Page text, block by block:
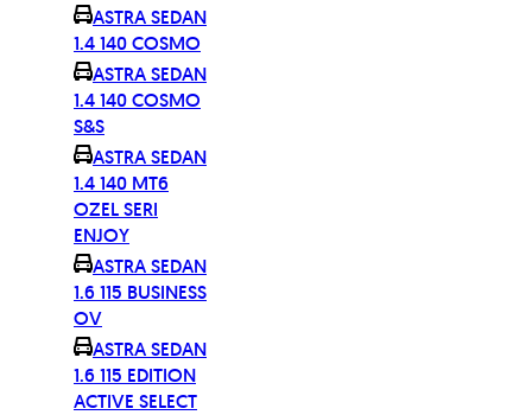
ASTRA SEDAN
1.4 140 COSMO
ASTRA SEDAN
1.4 140 COSMO
S&S
ASTRA SEDAN
1.4 140 MT6
OZEL SERI
ENJOY
ASTRA SEDAN
1.6 115 BUSINESS
OV
ASTRA SEDAN
1.6 115 EDITION
ACTIVE SELECT